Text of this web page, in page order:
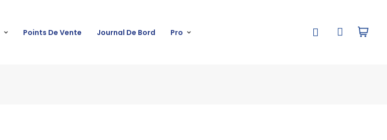
Points De Vente Journal De Bord Pro